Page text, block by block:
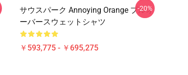
サウスパーク Annoying Orange プルオ
ーバースウェットシャツ
￥593,775 - ￥695,275
-20%